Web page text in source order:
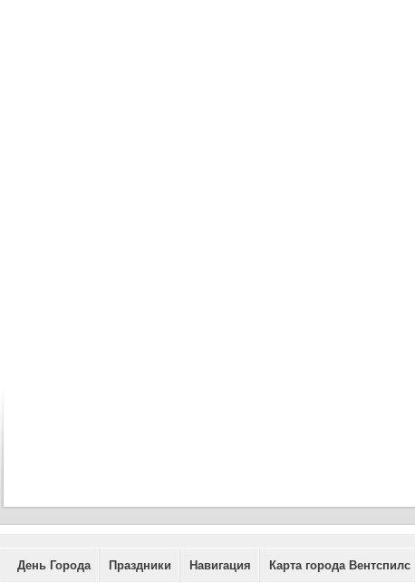
День Города Праздники Навигация Карта города Вентспилс